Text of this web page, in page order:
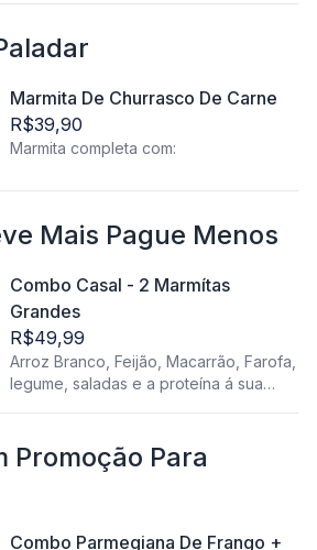
Marmita De Churrasco De Carne
R$39,90
Marmita completa com:
Mais Pague Menos
Combo Casal - 2 Marmítas
Grandes
R$49,99
Arroz Branco, Feijão, Macarrão, Farofa,
legume, saladas e a proteína á sua
Promoção Para
Combo Parmegiana De Frango +